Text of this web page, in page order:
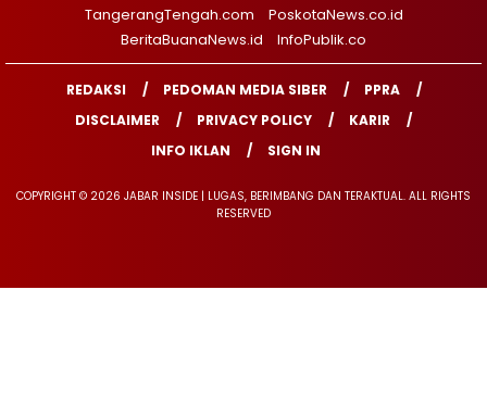
TangerangTengah.com
PoskotaNews.co.id
BeritaBuanaNews.id
InfoPublik.co
REDAKSI PEDOMAN MEDIA SIBER
PPRA
DISCLAIMER
PRIVACY POLICY
KARIR
INFO IKLAN
SIGN IN
COPYRIGHT © 2026 JABAR INSIDE | LUGAS, BERIMBANG DAN TERAKTUAL. ALL RIGHTS
RESERVED